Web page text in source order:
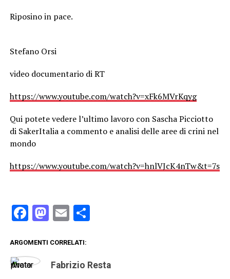
Riposino in pace.
Stefano Orsi
video documentario di RT
https://www.youtube.com/watch?v=xFk6MVrKqyg
Qui potete vedere l’ultimo lavoro con Sascha Picciotto
di SakerItalia a commento e analisi delle aree di crini nel
mondo
https://www.youtube.com/watch?v=hnlVJcK4nTw&t=7s
Facebook
Mastodon
EmailCondividi
ARGOMENTI CORRELATI:
Fabrizio Resta